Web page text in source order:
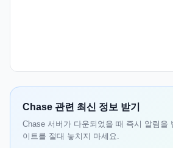
Chase 관련 최신 정보 받기
Chase 서버가 다운되었을 때 즉시 알림을
이트를 절대 놓치지 마세요.